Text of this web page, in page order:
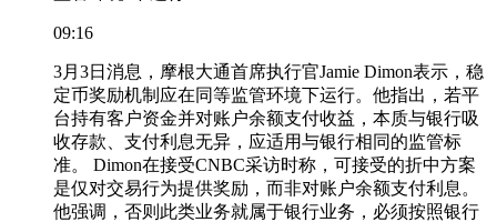
09:16
3月3日消息，摩根大通首席执行官Jamie Dimon表示，稳
定币奖励机制应在同等监管环境下运行。他指出，若平
台持有客户资金并对账户余额支付收益，本质与银行吸
收存款、支付利息无异，应适用与银行相同的监管标
准。 Dimon在接受CNBC采访时称，可接受的折中方案
是仅对交易行为提供奖励，而非对账户余额支付利息。
他强调，否则此类业务就属于银行业务，必须按照银行